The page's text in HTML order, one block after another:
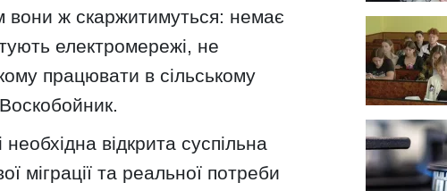
вони ж скаржитимуться: немає
електромережі, не
працювати в сільському
відкрита суспільна
міграції та реальної потреби